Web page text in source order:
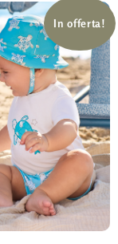
In offerta!